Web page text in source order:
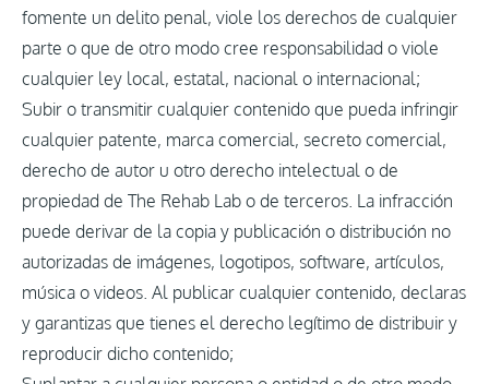
fomente un delito penal, viole los derechos de cualquier
parte o que de otro modo cree responsabilidad o viole
cualquier ley local, estatal, nacional o internacional;
Subir o transmitir cualquier contenido que pueda infringir
cualquier patente, marca comercial, secreto comercial,
derecho de autor u otro derecho intelectual o de
propiedad de The Rehab Lab o de terceros. La infracción
puede derivar de la copia y publicación o distribución no
autorizadas de imágenes, logotipos, software, artículos,
música o videos. Al publicar cualquier contenido, declaras
y garantizas que tienes el derecho legítimo de distribuir y
reproducir dicho contenido;